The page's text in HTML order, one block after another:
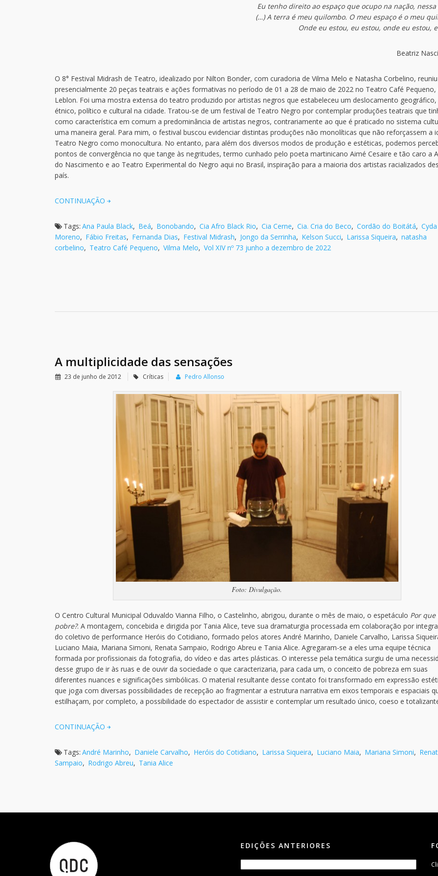
Eu tenho direito ao espaço que ocupo na nação, nessa
(…) A terra é meu quilombo. O meu espaço é o meu
Onde eu estou, eu estou, onde eu estou,
Beatriz
O 8° Festival Midrash de Teatro, idealizado por Nilton Bonder, com curadoria de Vilma Melo e Natasha Corbelino, reuniu
presencialmente 20 peças teatrais e ações formativas no período de 01 a 28 de maio de 2022 no Teatro Café Pequeno,
Leblon. Foi uma mostra extensa do teatro produzido por artistas negros que estabeleceu um deslocamento geográfico,
étnico, político e cultural na cidade. Tratou-se de um festival de Teatro Negro por contemplar produções teatrais que
como característica em comum a predominância de artistas negros, contrariamente ao que é praticado no sistema
uma maneira geral. Para mim, o festival buscou evidenciar distintas produções não monolíticas que não reforçassem a
Teatro Negro como monocultura. No entanto, para além dos diversos modos de produção e estéticas, podemos
pontos de convergência no que tange às negritudes, termo cunhado pelo poeta martinicano Aimé Cesaire e tão caro a
do Nascimento e ao Teatro Experimental do Negro aqui no Brasil, inspiração para a maioria dos artistas racializados
país.
CONTINUAÇÃO
Tags: Ana Paula Black, Beá, Bonobando, Cia Afro Black Rio, Cia Cerne, Cia. Cria do Beco, Cordão do Boitátá, Cyda
Moreno, Fábio Freitas, Fernanda Dias, Festival Midrash, Jongo da Serrinha, Kelson Succi, Larissa Siqueira, natasha
corbelino, Teatro Café Pequeno, Vilma Melo, Vol XIV nº 73 junho a dezembro de 2022
A multiplicidade das sensações
23 de junho de 2012 Críticas Pedro Allonso
Foto: Divulgação.
O Centro Cultural Municipal Oduvaldo Vianna Filho, o Castelinho, abrigou, durante o mês de maio, o espetáculo Por que
pobre?. A montagem, concebida e dirigida por Tania Alice, teve sua dramaturgia processada em colaboração por
do coletivo de performance Heróis do Cotidiano, formado pelos atores André Marinho, Daniele Carvalho, Larissa
Luciano Maia, Mariana Simoni, Renata Sampaio, Rodrigo Abreu e Tania Alice. Agregaram-se a eles uma equipe técnica
formada por profissionais da fotografia, do vídeo e das artes plásticas. O interesse pela temática surgiu de uma
desse grupo de ir às ruas e de ouvir da sociedade o que caracterizaria, para cada um, o conceito de pobreza em suas
diferentes nuances e significações simbólicas. O material resultante desse contato foi transformado em expressão
que joga com diversas possibilidades de recepção ao fragmentar a estrutura narrativa em eixos temporais e espaciais
estilhaçam, por completo, a possibilidade do espectador de assistir e contemplar um resultado único, coeso e
CONTINUAÇÃO
Tags: André Marinho, Daniele Carvalho, Heróis do Cotidiano, Larissa Siqueira, Luciano Maia, Mariana Simoni,
Sampaio, Rodrigo Abreu, Tania Alice
EDIÇÕES ANTERIORES